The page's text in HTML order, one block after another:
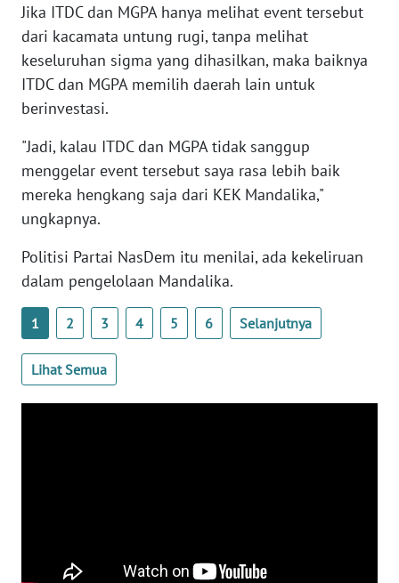
Jika ITDC dan MGPA hanya melihat event tersebut
dari kacamata untung rugi, tanpa melihat
keseluruhan sigma yang dihasilkan, maka baiknya
ITDC dan MGPA memilih daerah lain untuk
berinvestasi.
"Jadi, kalau ITDC dan MGPA tidak sanggup
menggelar event tersebut saya rasa lebih baik
mereka hengkang saja dari KEK Mandalika,"
ungkapnya.
Politisi Partai NasDem itu menilai, ada kekeliruan
dalam pengelolaan Mandalika.
1 2 3 4 5 6 Selanjutnya
Lihat Semua
KEPRI
WN
PAPUA
PAPUA
BARAT
WN
WN
JAMBI
SULTENG